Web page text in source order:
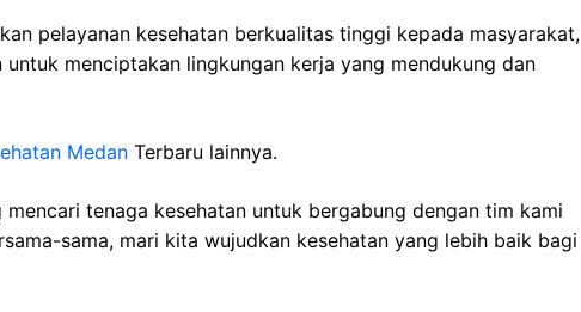
pelayanan kesehatan berkualitas tinggi kepada masyarakat,
menciptakan lingkungan kerja yang mendukung dan
Medan Terbaru lainnya.
mencari tenaga kesehatan untuk bergabung dengan tim kami
sama, mari kita wujudkan kesehatan yang lebih baik bagi